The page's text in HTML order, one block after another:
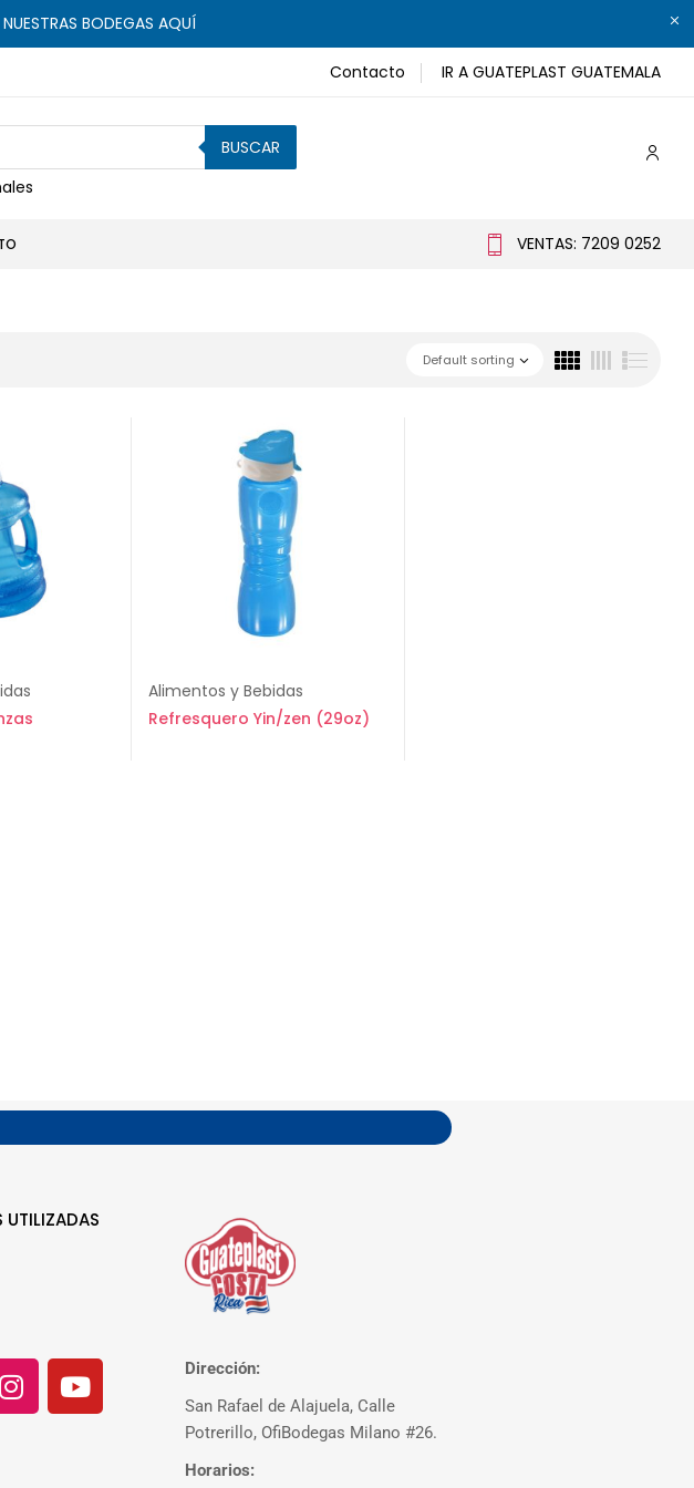
BODEGAS AQUÍ
Contacto IR A GUATEPLAST GUATEMALA
BUSCAR
VENTAS: 7209 0252
Default sorting
Alimentos y Bebidas
Refresquero Yin/zen (29oz)
UTILIZADAS
Dirección:
San Rafael de Alajuela, Calle
Potrerillo, OfiBodegas Milano #26.
Horarios: